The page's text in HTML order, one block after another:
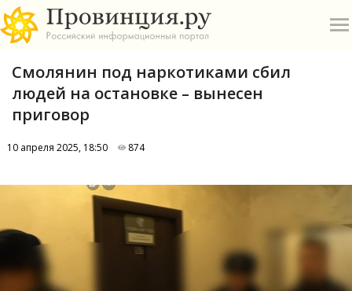
А
Б
Смолянин под наркотиками сбил
людей на остановке – вынесен
приговор
10 апреля 2025, 18:50 874